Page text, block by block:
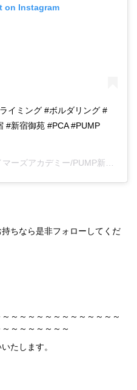
on Instagram
イミング #ボルダリング #
#新宿御苑 #PCA #PUMP
ーズアカデミー/PUMP新宿
ちなら是非フォローしてくだ
～～～～～～～～～～～～～
～～～～～～～
たします。